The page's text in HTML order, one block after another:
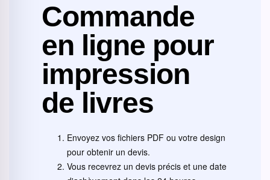
Commande
en ligne pour
impression
de livres
Envoyez vos fichiers PDF ou votre design
pour obtenir un devis.
Vous recevrez un devis précis et une date